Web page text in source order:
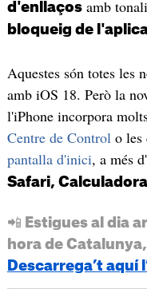
d'enllaçosamb
bloqueig de
Aquestes són totes les
amb iOS 18. Però la
l'iPhone incorpora
Centre de Controlo les
pantalla d'inici, a més
Safari,
📲 Estigues al dia
hora de
Descarrega’t aquí